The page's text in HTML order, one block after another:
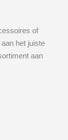
of
het juiste
aan